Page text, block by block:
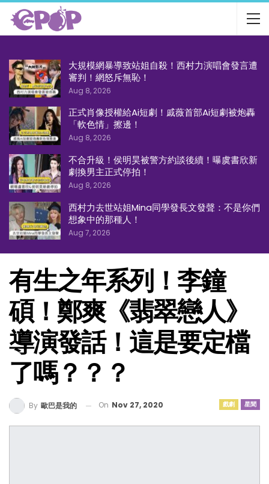
大規模網暴導致站姐自殺！西村力演唱會發言遭
審判！網怒斥無恥！
Aug 8, 2026
正式肖像授權給Ai短劇！戚薇首部Ai短劇被炮轟
「軟色情」擦邊！
Aug 8, 2026
不合升級！侯明昊被警方約談後續！曝虞書欣新
劇換男主正式停拍！
Aug 8, 2026
西村力去世站姐Mina同學發長文發聲：不是你們
想象中的那種人！
Aug 7, 2026
有生之年系列！李鐘
碩！鄭爽《翡翠戀人》
導演發話！這是要定檔
了嗎？？？
戲劇 星聞
By 歐巴是我的 On Nov 27, 2020